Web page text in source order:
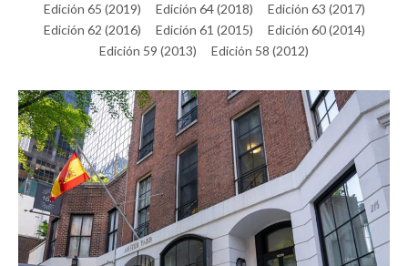
Edición 65 (2019)
Edición 64 (2018)
Edición 63 (2017)
Edición 62 (2016)
Edición 61 (2015)
Edición 60 (2014)
Edición 59 (2013)
Edición 58 (2012)